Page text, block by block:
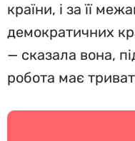
країни, і за її
демократичних
— сказала вона,
робота має